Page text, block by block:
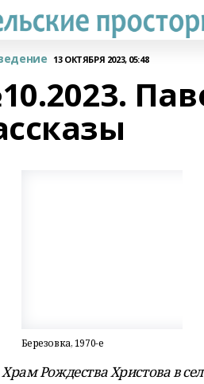
13 ОКТЯБРЯ 2023, 05:48
Березовка, 1970-е
Храм Рождества Христовав